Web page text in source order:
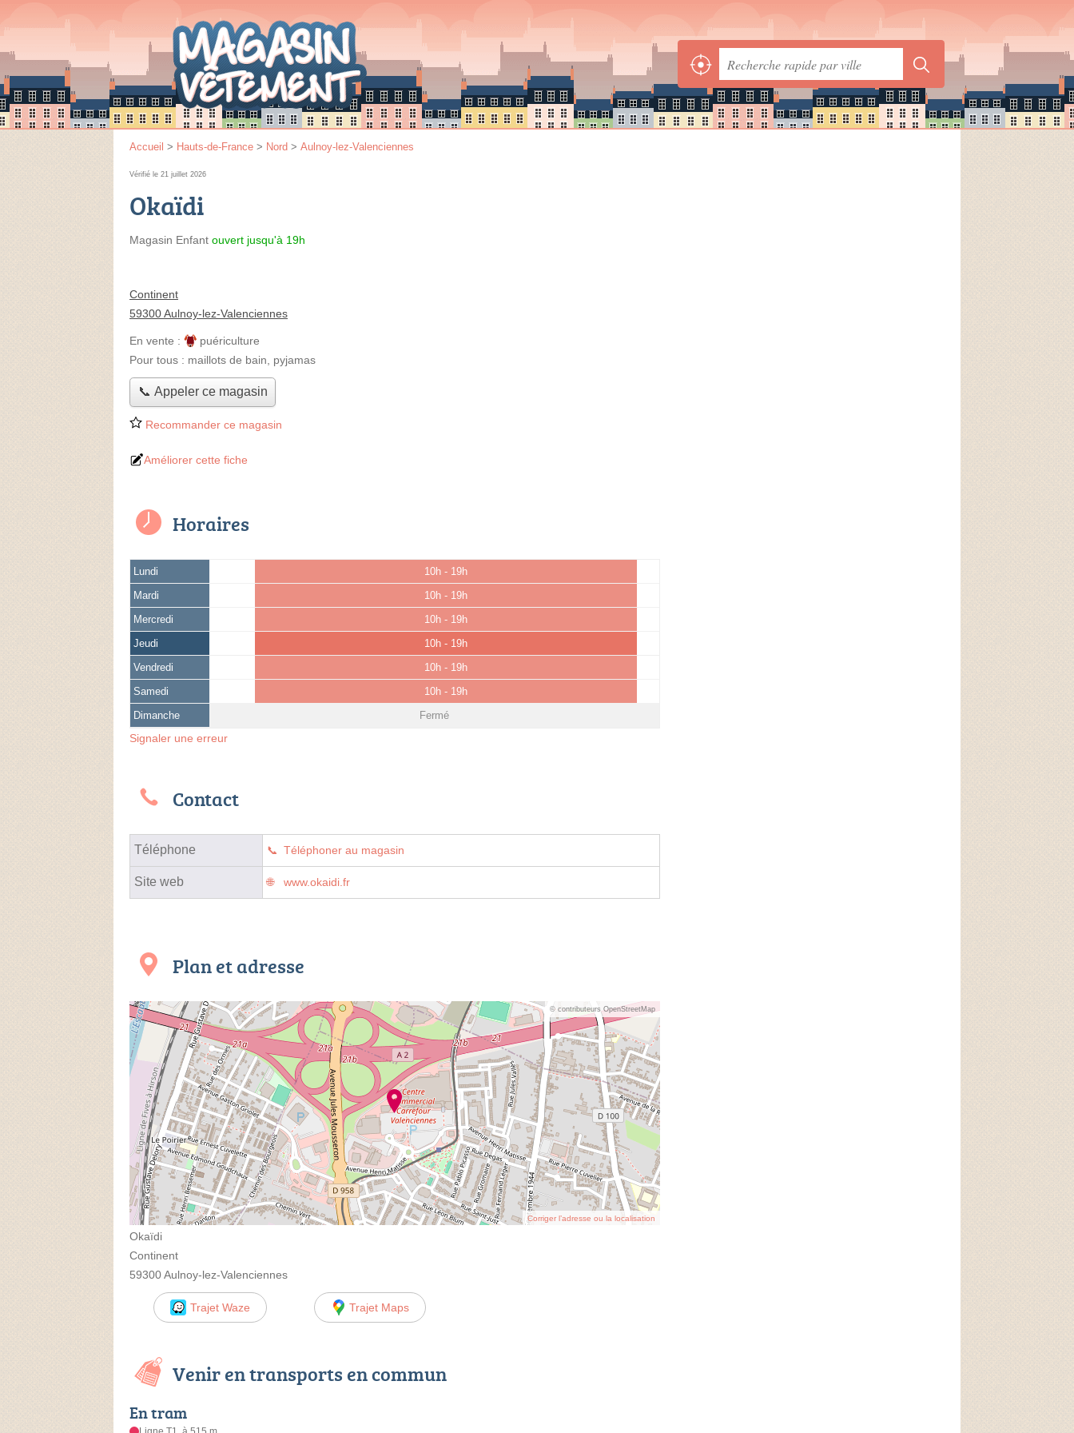
Accueil > Hauts-de-France > Nord > Aulnoy-lez-Valenciennes
Vérifié le 21 juillet 2026
Okaïdi
Magasin Enfant ouvert jusqu'à 19h
Continent
59300 Aulnoy-lez-Valenciennes
En vente :
puériculture
Pour tous : maillots de bain, pyjamas
📞 Appeler ce magasin
Recommander ce magasin
Améliorer cette fiche
Horaires
Lundi 10h - 19h
Mardi 10h - 19h
Mercredi 10h - 19h
Jeudi 10h - 19h
Vendredi 10h - 19h
Samedi 10h - 19h
Dimanche Fermé
Signaler une erreur
Contact
Téléphone Téléphoner au magasin
Site web www.okaidi.fr
Plan et adresse
© contributeurs OpenStreetMap
Corriger l’adresse ou la localisation
Okaïdi
Continent
59300 Aulnoy-lez-Valenciennes
Trajet Waze Trajet Maps
Venir en transports en commun
En tram